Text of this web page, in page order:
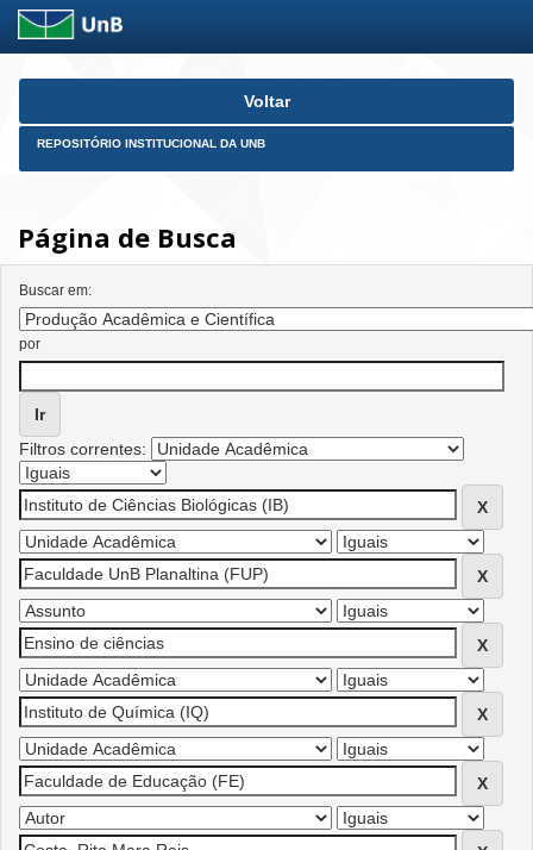
Skip
Voltar
REPOSITÓRIO INSTITUCIONAL DA UNB
Página de Busca
Buscar em:
por
Filtros correntes: